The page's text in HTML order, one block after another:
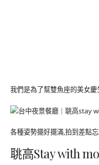
我們是為了幫雙魚座的美女
各種姿勢擺好擺滿,拍到差點
聎高Stay with